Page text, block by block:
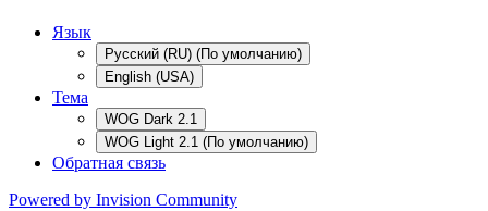
Язык
Русский (RU) (По умолчанию)
English (USA)
Тема
WOG Dark 2.1
WOG Light 2.1 (По умолчанию)
Обратная связь
Powered by Invision Community